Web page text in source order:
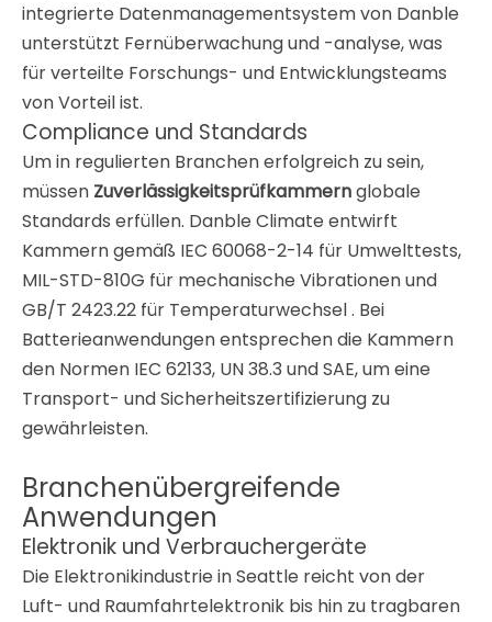
integrierte Datenmanagementsystem von Danble
unterstützt Fernüberwachung und -analyse, was
für verteilte Forschungs- und Entwicklungsteams
von Vorteil ist.
Compliance und Standards
Um in regulierten Branchen erfolgreich zu sein,
müssen Zuverlässigkeitsprüfkammernglobale
Standards erfüllen. Danble Climate entwirft
Kammern gemäß IEC 60068-2-14 für Umwelttests,
MIL-STD-810G für mechanische Vibrationen und
GB/T 2423.22 für Temperaturwechsel. Bei
Batterieanwendungen entsprechen die Kammern
den Normen IEC 62133, UN 38.3 und SAE,um eine
Transport- und Sicherheitszertifizierung zu
gewährleisten.
Branchenübergreifende
Anwendungen
Elektronik und Verbrauchergeräte
Die Elektronikindustrie in Seattle reicht von der
Luft- und Raumfahrtelektronik bis hin zu tragbaren